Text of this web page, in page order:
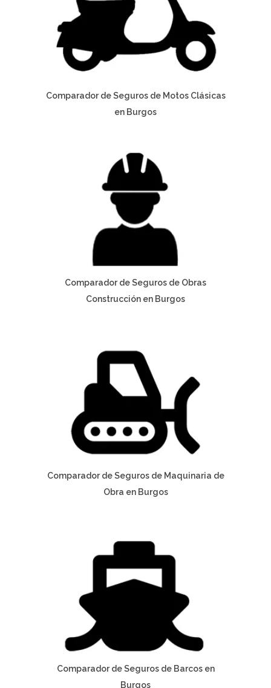
Comparador de Seguros de Motos Clásicas
en Burgos
Comparador de Seguros de Obras
Construcción en Burgos
Comparador de Seguros de Maquinaria de
Obra en Burgos
Comparador de Seguros de Barcos en
Burgos